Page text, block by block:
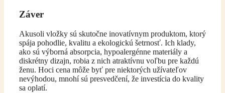
Záver
Akusoli vložky sú skutočne inovatívnym produktom, ktorý
spája pohodlie, kvalitu a ekologickú šetrnosť. Ich klady,
ako sú výborná absorpcia, hypoalergénne materiály a
diskrétny dizajn, robia z nich atraktívnu voľbu pre každú
ženu. Hoci cena môže byť pre niektorých užívateľov
nevýhodou, mnohí sú presvedčení, že investícia do kvality
sa oplatí.